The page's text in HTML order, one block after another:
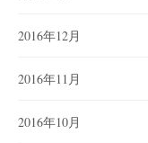
2016年12月
2016年11月
2016年10月